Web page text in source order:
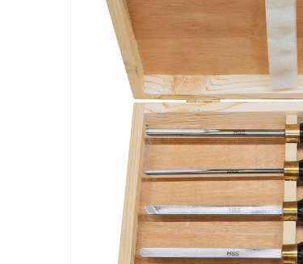
Ferastraie metal cu banda si
taiere dubla semiautomate
Ferastraie prelucrare metal cu
banda si taiere dubla
Strunguri pentru metal
Strunguri cu cutie de viteze
Strunguri cu surub de ghidare
Strunguri de precizie
Strunguri metal cu freza
Strunguri universale
Strunguri universale cu afisaj